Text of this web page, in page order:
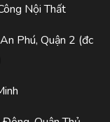
Nội Thất
Phú, Quận 2 (đc